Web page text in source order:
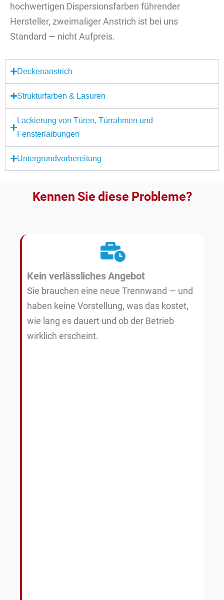
hochwertigen Dispersionsfarben führender
Hersteller, zweimaliger Anstrich ist bei uns
Standard — nicht Aufpreis.
Deckenanstrich
Strukturfarben & Lasuren
Lackierung von Türen, Türrahmen und
Fensterlaibungen
Untergrundvorbereitung
Kennen Sie diese Probleme?
Kein verlässliches Angebot
Sie brauchen eine neue Trennwand — und
haben keine Vorstellung, was das kostet,
wie lang es dauert und ob der Betrieb
wirklich erscheint.